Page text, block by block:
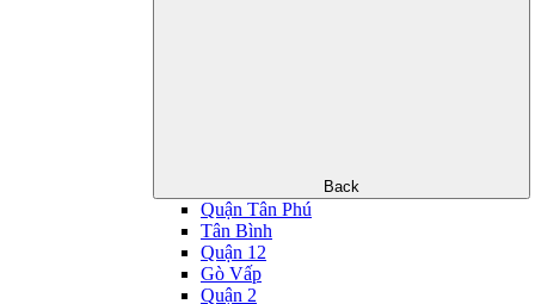
Back
Quận Tân Phú
Tân Bình
Quận 12
Gò Vấp
Quận 2